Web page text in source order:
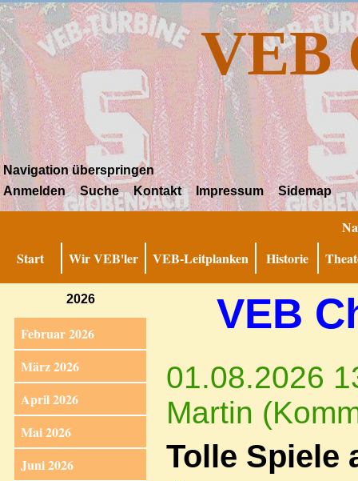
VEB
Navigation überspringen
Anmelden
Suche Kontakt Impressum Sidemap
Start
Wir VEB'ler VEB-Leitplanken Historie
2026
Februar 2026
März 2026
April 2026
Mai 2026
Juni 2026
VEB
01.08.2026
Martin
Tolle Spiele